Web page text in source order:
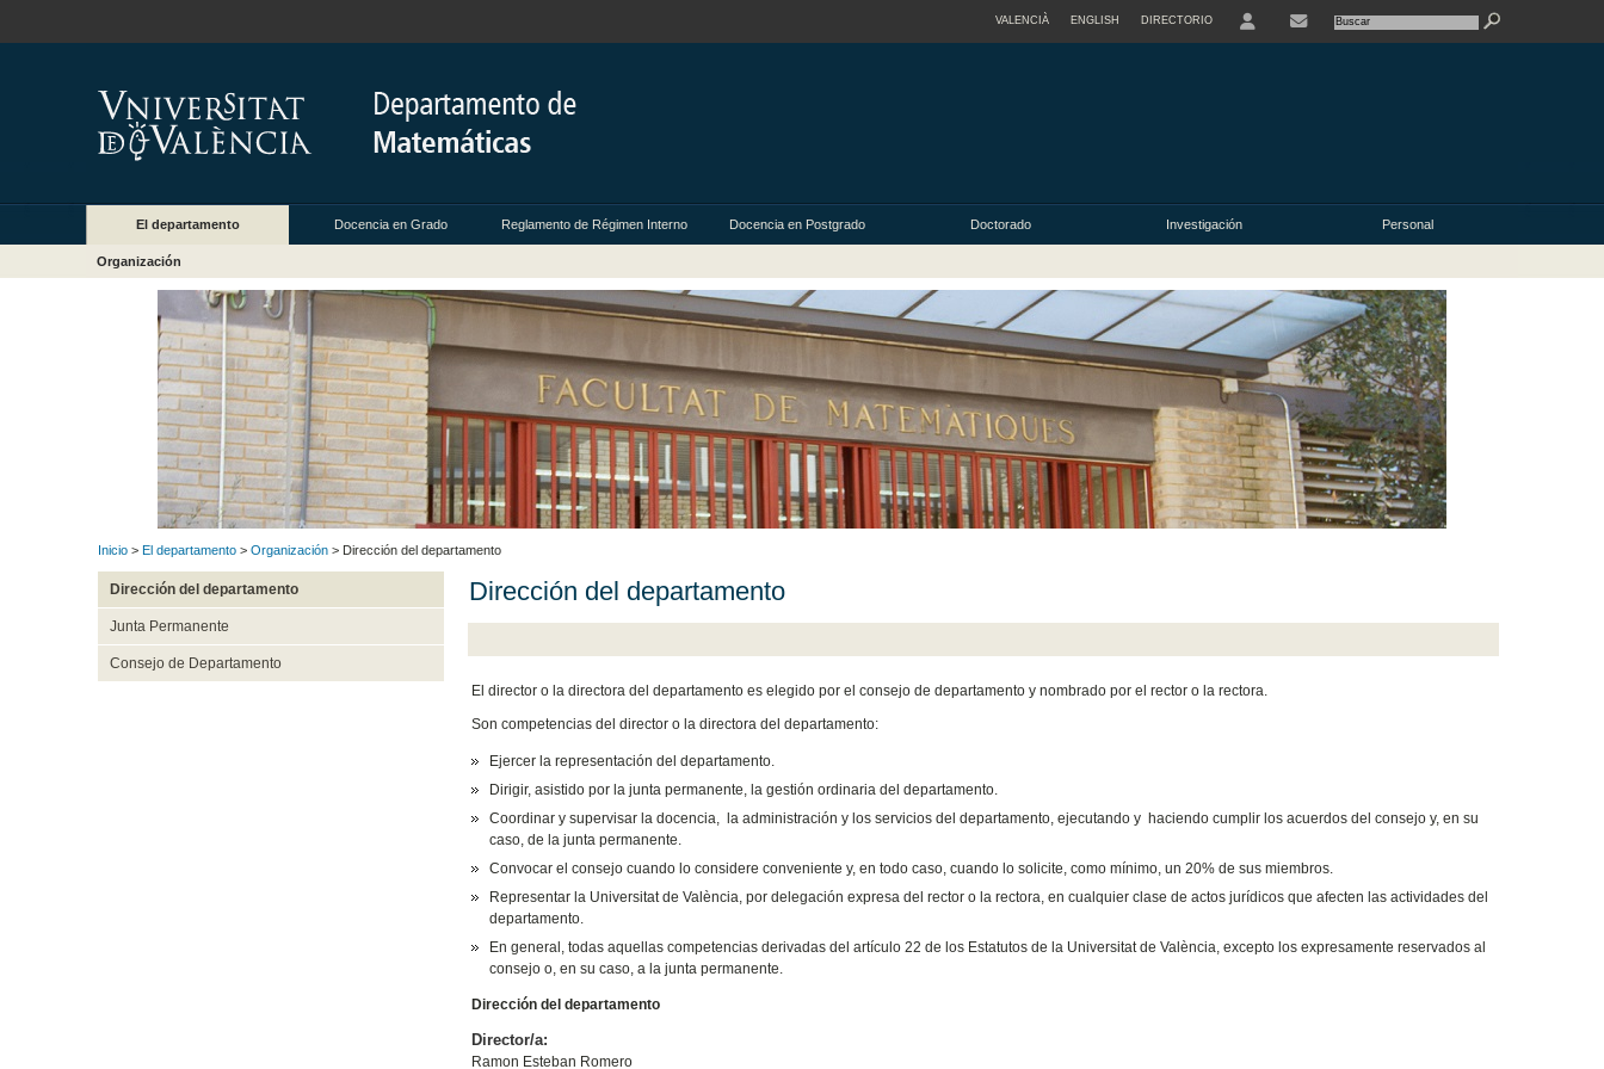
VALENCIÀ ENGLISH DIRECTORIO
El departamento Docencia en Grado Reglamento de Régimen Interno Docencia en Postgrado Doctorado Investigación Personal
Organización
Inicio > El departamento > Organización > Dirección del departamento
Dirección del departamento
Junta Permanente
Consejo de Departamento
Dirección del departamento
El director o la directora del departamento es elegido por el consejo de departamento y nombrado por el rector o la rectora.
Son competencias del director o la directora del departamento:
Ejercer la representación del departamento.
Dirigir, asistido por la junta permanente, la gestión ordinaria del departamento.
Coordinar y supervisar la docencia, la administración y los servicios del departamento, ejecutando y haciendo cumplir los acuerdos del consejo y, en su
caso, de la junta permanente.
Convocar el consejo cuando lo considere conveniente y, en todo caso, cuando lo solicite, como mínimo, un 20% de sus miembros.
Representar la Universitat de València, por delegación expresa del rector o la rectora, en cualquier clase de actos jurídicos que afecten las actividades del
departamento.
En general, todas aquellas competencias derivadas del artículo 22 de los Estatutos de la Universitat de València, excepto los expresamente reservados al
consejo o, en su caso, a la junta permanente.
Dirección del departamento
Director/a:
Ramon Esteban Romero